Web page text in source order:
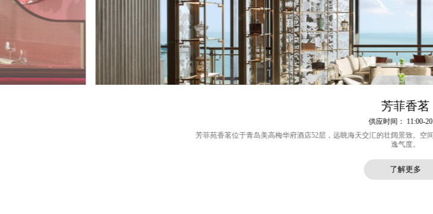
芳菲香茗
供应时间： 11:00-
芳菲苑香茗位于青岛美高梅华府酒店52层，远眺海天交汇的壮阔景致。空
逸气度。
了解更多